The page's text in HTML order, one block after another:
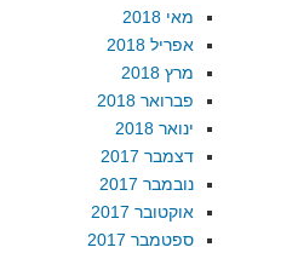
מאי 2018
אפריל 2018
מרץ 2018
פברואר 2018
ינואר 2018
דצמבר 2017
נובמבר 2017
אוקטובר 2017
ספטמבר 2017